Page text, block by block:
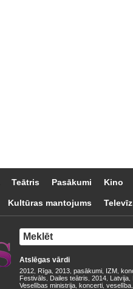
Teātris Pasākumi Kino
Kultūras mantojums
Atslēgas vārdi
2012 Rīga 2013 pasākumi IZM
Festivāls
Dailes teātris 2014 Latvija
Veselības ministrija koncerti veselība